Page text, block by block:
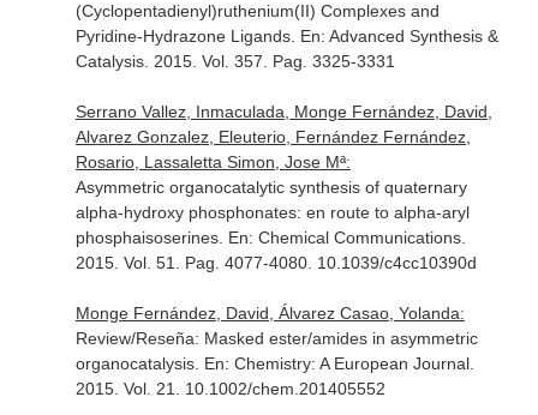
(Cyclopentadienyl)ruthenium(II) Complexes and
Pyridine-Hydrazone Ligands. En: Advanced Synthesis &
Catalysis. 2015. Vol. 357. Pag. 3325-3331
Serrano Vallez, Inmaculada, Monge Fernández, David,
Alvarez Gonzalez, Eleuterio, Fernández Fernández,
Rosario, Lassaletta Simon, Jose Mª:
Asymmetric organocatalytic synthesis of quaternary
alpha-hydroxy phosphonates: en route to alpha-aryl
phosphaisoserines. En: Chemical Communications.
2015. Vol. 51. Pag. 4077-4080. 10.1039/c4cc10390d
Monge Fernández, David, Álvarez Casao, Yolanda:
Review/Reseña: Masked ester/amides in asymmetric
organocatalysis. En: Chemistry: A European Journal.
2015. Vol. 21. 10.1002/chem.201405552